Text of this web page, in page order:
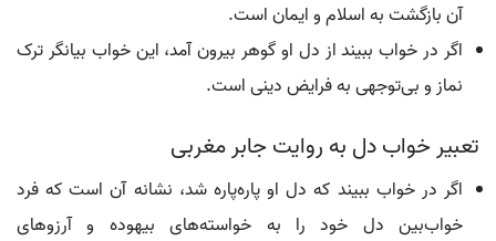
آن بازگشت به اسلام و ایمان است.
اگر در خواب ببیند از دل او گوهر بیرون آمد، این خواب بیانگر ترک
نماز و بی‌توجهی به فرایض دینی است.
تعبیر خواب دل به روایت جابر مغربی
اگر در خواب ببیند که دل او پاره‌پاره شد، نشانه آن است که فرد
خواب‌بین دل خود را به خواسته‌های بیهوده و آرزوهای